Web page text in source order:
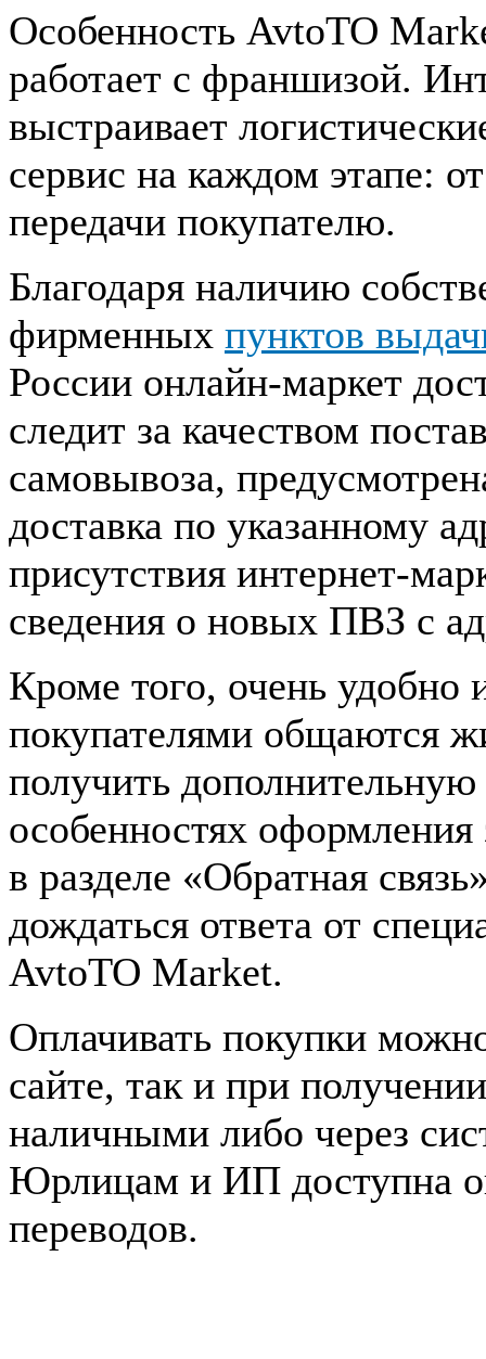
Особенность AvtoTO
работает с франшизой.
выстраивает
сервис на каждом этапе:
передачи покупателю.
Благодаря наличию
фирменных пунктов
России онлайн-маркет
следит за качеством
самовывоза,
доставка по указанному
присутствия интернет-
сведения о новых ПВЗ с
Кроме того, очень удобно
покупателями общаются
получить
особенностях
в разделе «Обратная
дождаться ответа от
AvtoTO Market.
Оплачивать покупки
сайте, так и при
наличными либо через
Юрлицам и ИП доступна
переводов.